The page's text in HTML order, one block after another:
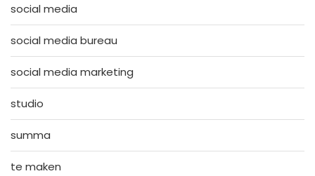
social media
social media bureau
social media marketing
studio
summa
te maken